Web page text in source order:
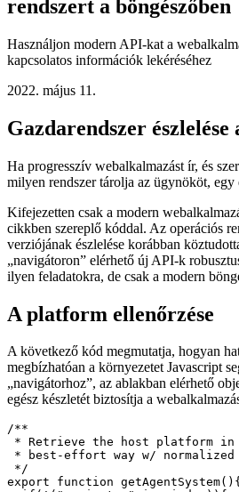
Hogyan határozzuk meg
kapcsolatos információk lekéréséhez
2022. május 11.
Ha progresszív webalkalmazást ír, és
milyen rendszer tárolja az ügynököt, egy
Kifejezetten csak a modern
verziójának észlelése korábban
ilyen feladatokra, de csak a modern
A platform ellenőrzése
A következő kód megmutatja, hogyan
megbízhatóan a környezetet Javascript
„navigátorhoz”, az ablakban elérhető
egész készletét biztosítja a